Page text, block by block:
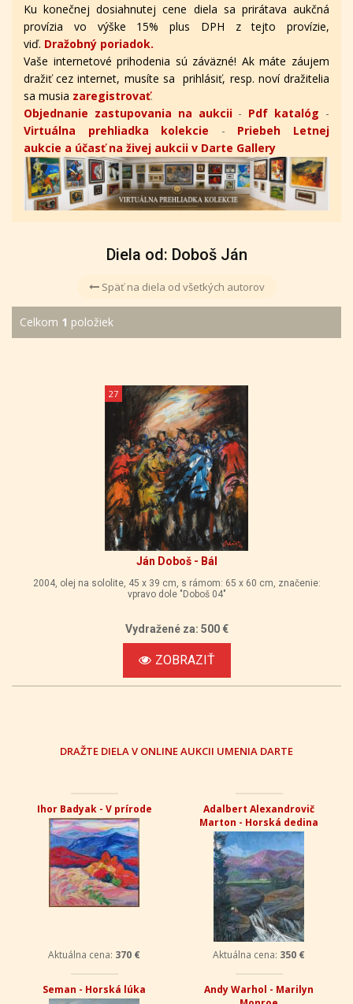
Ku konečnej dosiahnutej cene diela sa prirátava aukčná
provízia vo výške 15% plus DPH z tejto provízie,
viď. Dražobný poriadok.
Vaše internetové prihodenia sú záväzné! Ak máte záujem
dražiť cez internet, musíte sa prihlásiť, resp. noví dražitelia
sa musia zaregistrovať.
Objednanie zastupovania na aukcii- Pdf katalóg -
Virtuálna prehliadka kolekcie - Priebeh Letnej
aukcie a účasť na živej aukcii v Darte Gallery
Diela od: Doboš Ján
Späť na diela od všetkých autorov
Celkom 1 položiek
27
Ján Doboš - Bál
2004, olej na sololite, 45 x 39 cm, s rámom: 65 x 60 cm, značenie:
vpravo dole "Doboš 04"
Vydražené za: 500 €
ZOBRAZIŤ
DRAŽTE DIELA V ONLINE AUKCII UMENIA DARTE
Ihor Badyak - V prírode
Aktuálna cena: 370 €
Adalbert Alexandrovič
Marton - Horská dedina
Aktuálna cena: 350 €
Seman - Horská lúka
Andy Warhol - Marilyn